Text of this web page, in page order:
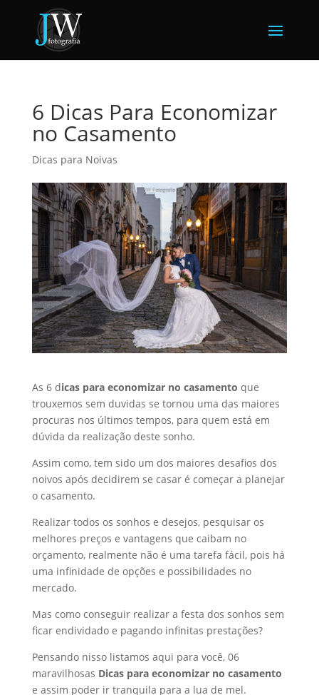
6 Dicas Para Economizar
no Casamento
Dicas para Noivas
As 6 dicas para economizar no casamento que
trouxemos sem duvidas se tornou uma das maiores
procuras nos últimos tempos, para quem está em
dúvida da realização deste sonho.
Assim como, tem sido um dos maiores desafios dos
noivos após decidirem se casar é começar a planejar
o casamento.
Realizar todos os sonhos e desejos, pesquisar os
melhores preços e vantagens que caibam no
orçamento, realmente não é uma tarefa fácil, pois há
uma infinidade de opções e possibilidades no
mercado.
Mas como conseguir realizar a festa dos sonhos sem
ficar endividado e pagando infinitas prestações?
Pensando nisso listamos aqui para você, 06
maravilhosas Dicas para economizar no casamento
e assim poder ir tranquila para a lua de mel.